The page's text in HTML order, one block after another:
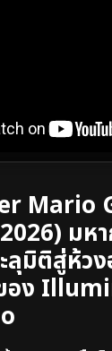
Mario
มห
มิติสู่ห้ว
ง